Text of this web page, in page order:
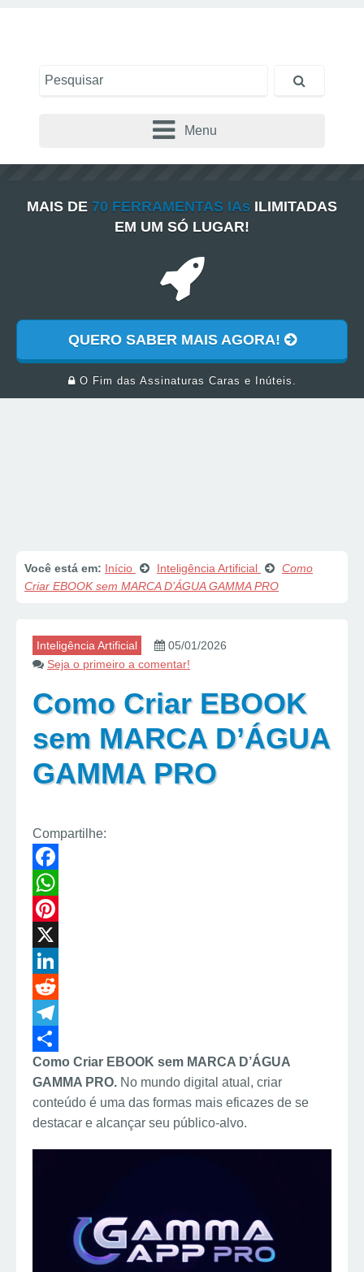
Menu
MAIS DE 70 FERRAMENTAS IAs ILIMITADAS
EM UM SÓ LUGAR!
QUERO SABER MAIS AGORA!
O Fim das Assinaturas Caras e Inúteis.
Você está em: Início Inteligência Artificial
Como
Criar EBOOK sem MARCA D’ÁGUA GAMMA PRO
Inteligência Artificial
05/01/2026
Seja o primeiro a comentar!
Como Criar EBOOK
sem MARCA D’ÁGUA
GAMMA PRO
Compartilhe:
F
a
c
e
b
o
o
k
W
h
a
t
s
A
p
p
P
n
e
r
e
s
X
L
n
k
e
d
R
e
d
d
T
e
l
e
S
h
a
Como Criar EBOOK sem MARCA D’ÁGUA
GAMMA PRO. No mundo digital atual, criar
conteúdo é uma das formas mais eficazes de se
destacar e alcançar seu público-alvo.